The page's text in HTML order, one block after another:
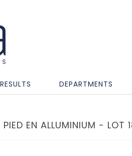
RESULTS DEPARTMENTS
PIED EN ALLUMINIUM - LOT